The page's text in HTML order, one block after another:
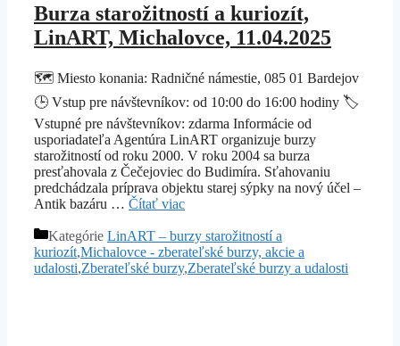
Burza starožitností a kuriozít,
LinART, Michalovce, 11.04.2025
🗺️ Miesto konania: Radničné námestie, 085 01 Bardejov
🕒 Vstup pre návštevníkov: od 10:00 do 16:00 hodiny 🏷️
Vstupné pre návštevníkov: zdarma Informácie od
usporiadateľa Agentúra LinART organizuje burzy
starožitností od roku 2000. V roku 2004 sa burza
presťahovala z Čečejoviec do Budimíra. Sťahovaniu
predchádzala príprava objektu starej sýpky na nový účel –
Antik bazáru … Čítať viac
Kategórie LinART – burzy starožitností a
kuriozít,Michalovce - zberateľské burzy, akcie a
udalosti,Zberateľské burzy,Zberateľské burzy a udalosti